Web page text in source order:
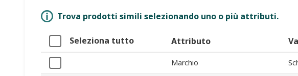
Trova prodotti simili selezionando uno o più attributi.
Seleziona tutto Attributo
Marchio